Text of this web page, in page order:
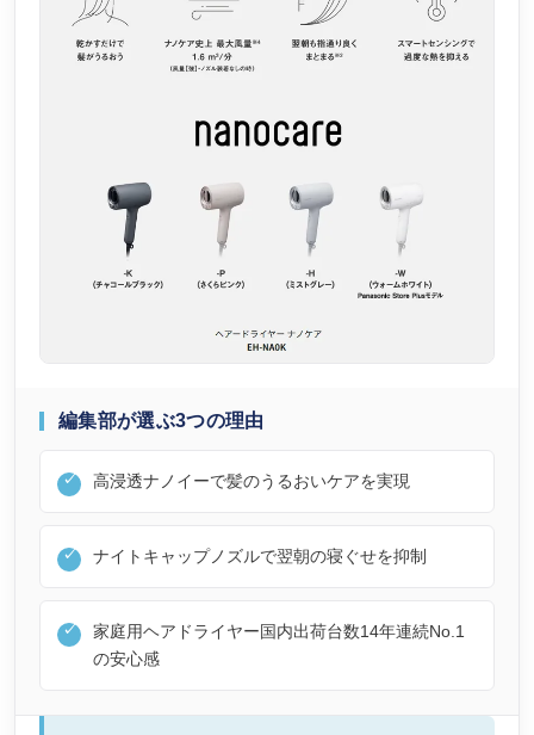
編集部が選ぶ3つの理由
高浸透ナノイーで髪のうるおいケアを実現
ナイトキャップノズルで翌朝の寝ぐせを抑制
家庭用ヘアドライヤー国内出荷台数14年連続No.1
の安心感